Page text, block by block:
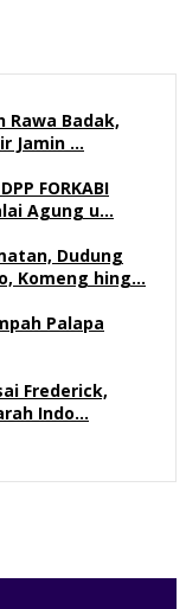
Rawa Badak,
Jamin …
FORKABI
Agung u…
Dudung
Komeng hing…
Palapa
Frederick,
Indo…